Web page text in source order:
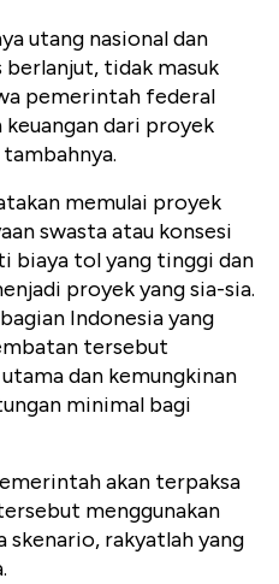
utang nasional dan
tidak masuk
pemerintah federal
keuangan dari proyek
memulai proyek
swasta atau konsesi
biaya tol yang tinggi dan
proyek yang sia-sia.
Indonesia yang
tersebut
dan kemungkinan
minimal bagi
akan terpaksa
menggunakan
skenario, rakyatlah yang